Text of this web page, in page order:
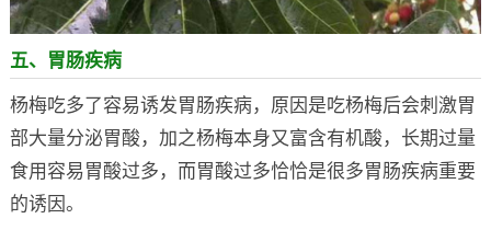
五、胃肠疾病
杨梅吃多了容易诱发胃肠疾病，原因是吃杨梅后会刺激胃
部大量分泌胃酸，加之杨梅本身又富含有机酸，长期过量
食用容易胃酸过多，而胃酸过多恰恰是很多胃肠疾病重要
的诱因。